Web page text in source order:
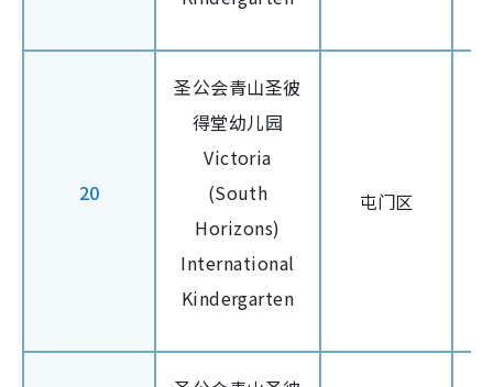
20
圣公会青山圣彼
得堂幼儿园
Victoria
(South
Horizons)
International
Kindergarten
屯门区